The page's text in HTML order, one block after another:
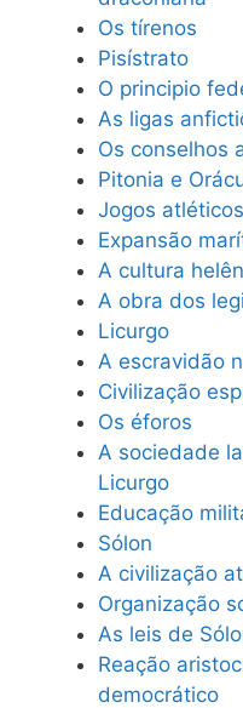
Os tírenos
Pisístrato
O principio
As ligas
Os conselhos
Pitonia e
Jogos
Expansão
A cultura
A obra dos
Licurgo
A escravidão
Civilização
Os éforos
A sociedade
Licurgo
Educação
Sólon
A civilização
Organização
As leis de
Reação
democrático